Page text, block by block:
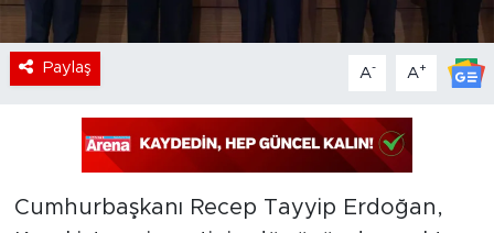
Paylaş A- A+
Cumhurbaşkanı Recep Tayyip Erdoğan,